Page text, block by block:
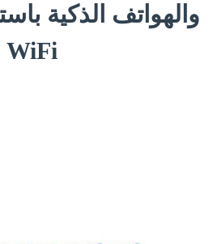
والهواتف الذكية
WiFi